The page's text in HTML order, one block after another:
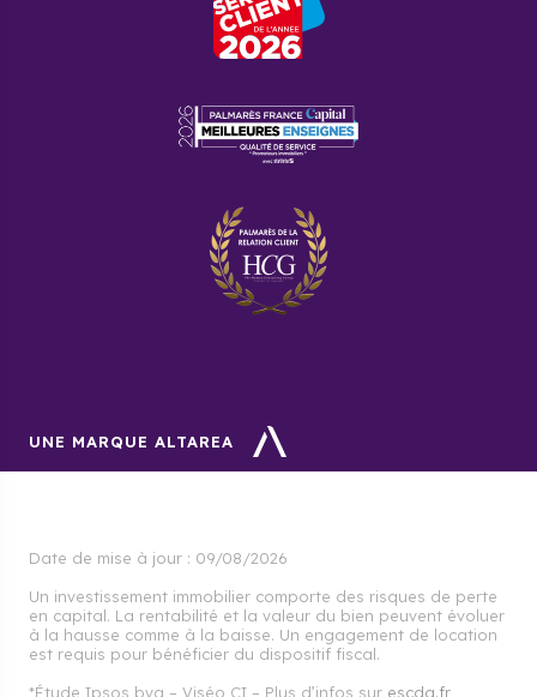
UNE MARQUE ALTAREA
Date de mise à jour : 09/08/2026
Un investissement immobilier comporte des risques de perte
en capital. La rentabilité et la valeur du bien peuvent évoluer
à la hausse comme à la baisse. Un engagement de location
est requis pour bénéficier du dispositif fiscal.
*Étude Ipsos bva – Viséo CI – Plus d’infos sur escda.fr